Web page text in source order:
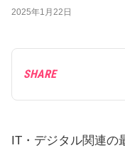
2025年1月22日
SHARE
IT・デジタル関連の